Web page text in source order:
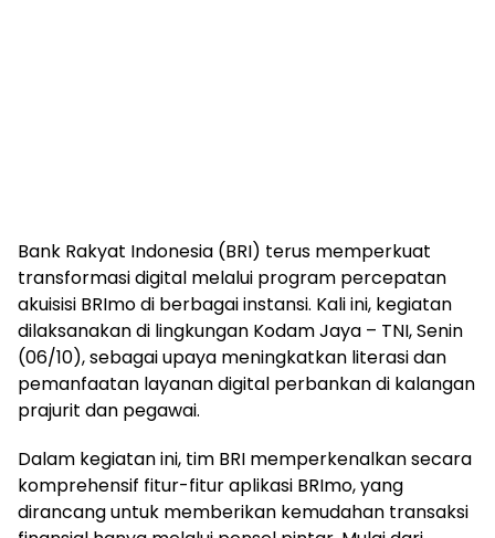
Bank Rakyat Indonesia (BRI) terus memperkuat
transformasi digital melalui program percepatan
akuisisi BRImo di berbagai instansi. Kali ini, kegiatan
dilaksanakan di lingkungan Kodam Jaya – TNI, Senin
(06/10), sebagai upaya meningkatkan literasi dan
pemanfaatan layanan digital perbankan di kalangan
prajurit dan pegawai.
Dalam kegiatan ini, tim BRI memperkenalkan secara
komprehensif fitur-fitur aplikasi BRImo, yang
dirancang untuk memberikan kemudahan transaksi